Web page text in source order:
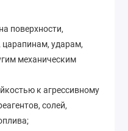
поверхности,
царапинам, ударам,
механическим
к агрессивному
солей,